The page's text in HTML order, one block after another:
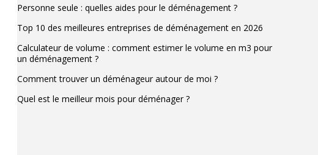
Personne seule : quelles aides pour le déménagement ?
Top 10 des meilleures entreprises de déménagement en 2026
Calculateur de volume : comment estimer le volume en m3 pour
un déménagement ?
Comment trouver un déménageur autour de moi ?
Quel est le meilleur mois pour déménager ?